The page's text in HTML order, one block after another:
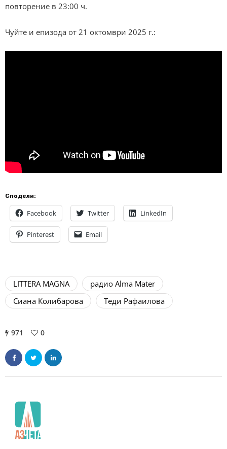
повторение в 23:00 ч.
Чуйте и епизода от 21 октомври 2025 г.:
Сподели:
Facebook Twitter LinkedIn
Pinterest Email
LITTERA MAGNA
радио Alma Mater
Сиана Колибарова
Теди Рафаилова
971 0